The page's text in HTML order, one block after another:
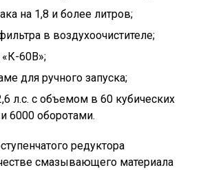
на 1,8 и более литров;
в воздухоочистителе;
60В»;
для ручного запуска;
л.с. с объемом в 60 кубических
6000 оборотами.
редуктора
смазывающего материала